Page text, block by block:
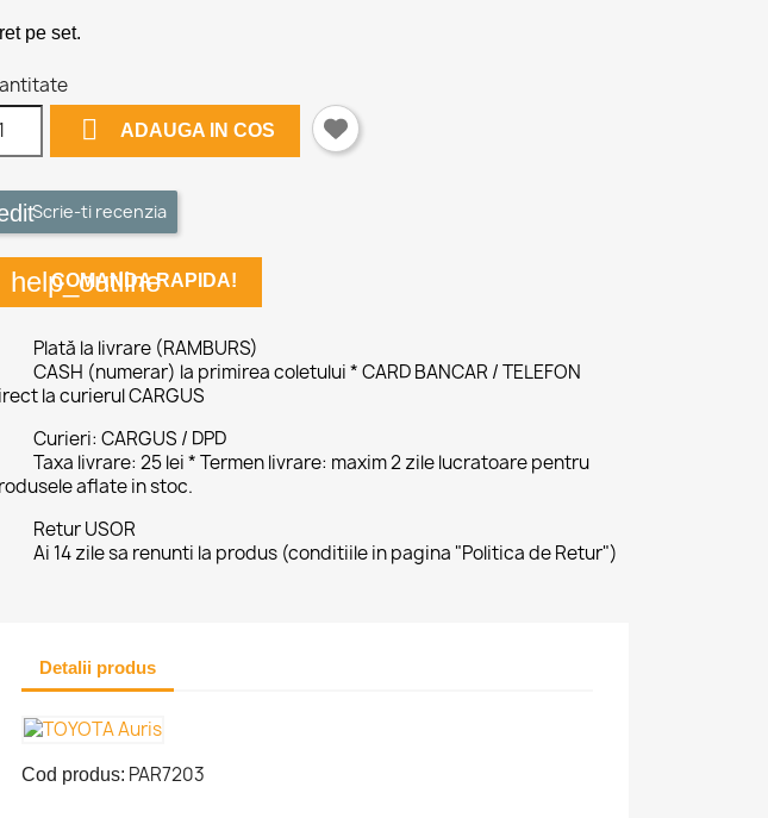
pe set.
 ADAUGA IN COS
Scrie-ti recenzia
help_outline
COMANDA RAPIDA!
Plată la livrare (RAMBURS)
CASH (numerar) la primirea coletului * CARD BANCAR / TELEFON
la curierul CARGUS
Curieri: CARGUS / DPD
Taxa livrare: 25 lei * Termen livrare: maxim 2 zile lucratoare pentru
aflate in stoc.
Retur USOR
Ai 14 zile sa renunti la produs (conditiile in pagina "Politica de Retur")
Detalii produs
Cod produs: PAR7203